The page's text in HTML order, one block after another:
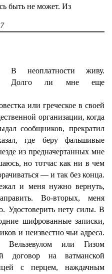
быть не может. Из
В неоплатности живу.
Долго ли мне еще
или греческое в своей
организации, когда
сообщников, прекратил
где беру фальшивые
из предначертанных мне
но тотчас как ни в чем
— и так без конца.
и меня нужно вернуть,
Во-вторых, меня
Удостоверить нету силы. В
шифрованные записки,
и неизвестно чьи адреса.
или Гизом
договор на ватманской
с перцем, наждачным